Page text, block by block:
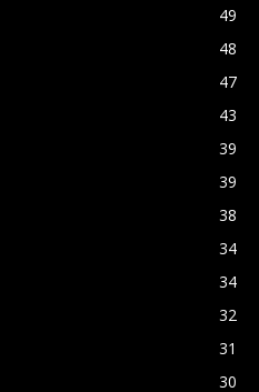
49
48
47
43
39
39
38
34
34
32
31
30